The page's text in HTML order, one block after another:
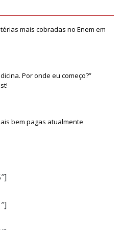
mais cobradas no Enem em
Por onde eu começo?”
bem pagas atualmente